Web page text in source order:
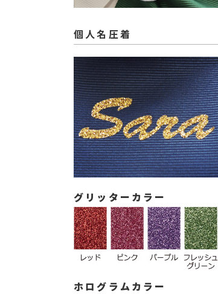
個人名圧着
グリッターカラー
ホログラムカラー